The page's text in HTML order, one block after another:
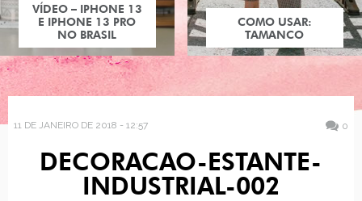
VÍDEO – IPHONE 13
E IPHONE 13 PRO
NO BRASIL
COMO USAR:
TAMANCO
11 DE JANEIRO DE 2018 - 12:57 0
DECORACAO-ESTANTE-
INDUSTRIAL-002